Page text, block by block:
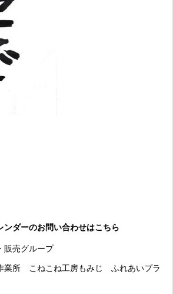
ンダーのお問い合わせはこちら
売グループ
業所 こねこね工房もみじ ふれあいプラ